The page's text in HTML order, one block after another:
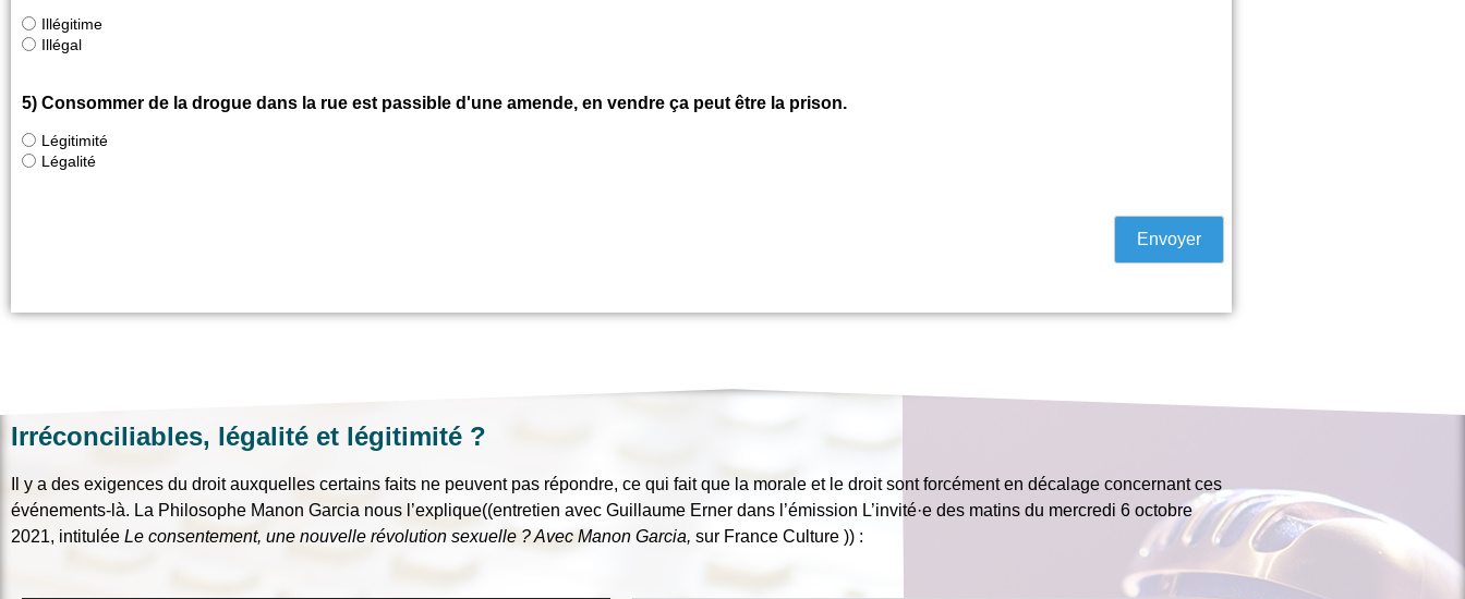
Illégitime
Illégal
5) Consommer de la drogue dans la rue est passible d'une amende, en vendre ça peut être la prison.
Légitimité
Légalité
Irréconciliables, légalité et légitimité ?
Il y a des exigences du droit auxquelles certains faits ne peuvent pas répondre, ce qui fait que la morale et le droit sont forcément en décalage concernant ces
événements-là. La Philosophe Manon Garcia nous l’explique((entretien avec Guillaume Erner dans l’émission L’invité·e des matins du mercredi 6 octobre
2021, intitulée Le consentement, une nouvelle révolution sexuelle ? Avec Manon Garcia, sur France Culture )) :